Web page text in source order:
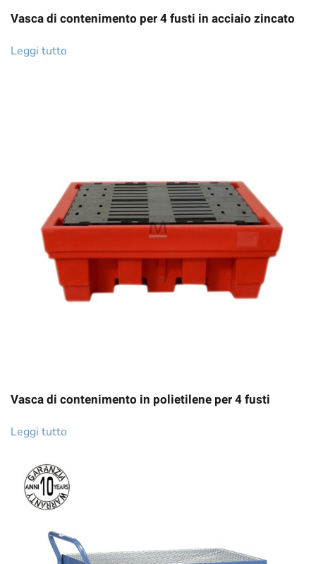
Vasca di contenimento per 4 fusti in acciaio zincato
Leggi tutto
Vasca di contenimento in polietilene per 4 fusti
Leggi tutto